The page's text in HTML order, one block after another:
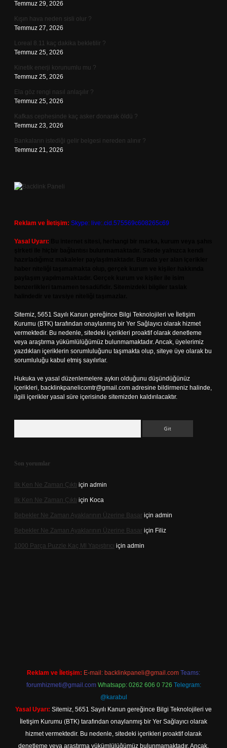
Temmuz 29, 2026
Kışın hava neden sisli olur ?
Temmuz 27, 2026
Loreal 8.11 kaç dakika bekletilir ?
Temmuz 25, 2026
Kinetik enerji korunumlu mu ?
Temmuz 25, 2026
Ela göz rengi nasıl anlaşılır ?
Temmuz 25, 2026
Kafkas cephesinde kaç asker donarak öldü ?
Temmuz 23, 2026
Bankaların istediği gelir belgesi nereden alınır ?
Temmuz 21, 2026
Reklam ve İletişim: Skype: live:.cid.575569c608265c69
Yasal Uyarı:
Sitemiz, 5651 Sayılı Kanun gereğince Bilgi Teknolojileri ve İletişim
Kurumu (BTK) tarafından onaylanmış bir Yer Sağlayıcı olarak hizmet
vermektedir. Bu nedenle, sitedeki içerikleri proaktif olarak denetleme
veya araştırma yükümlülüğümüz bulunmamaktadır. Ancak, üyelerimiz
yazdıkları içeriklerin sorumluluğunu taşımakta olup, siteye üye olarak bu
sorumluluğu kabul etmiş sayılırlar.
Hukuka ve yasal düzenlemelere aykırı olduğunu düşündüğünüz
içerikleri, backlinkpanelicomtr@gmail.com adresine bildirmeniz halinde,
ilgili içerikler yasal süre içerisinde sitemizden kaldırılacaktır.
Son yorumlar
Ilk Ken Ne Zaman Çıktı için admin
Ilk Ken Ne Zaman Çıktı için Koca
Bebekler Ne Zaman Ayaklarının Üzerine Basar için admin
Bebekler Ne Zaman Ayaklarının Üzerine Basar için Filiz
1000 Parça Puzzle Kaç Ml Yapıştırıcı için admin
Reklam ve İletişim: E-mail: backlinkpaneli@gmail.com Teams:
forumhizmeti@gmail.com Whatsapp: 0262 606 0 726 Telegram:
@karabul
Yasal Uyarı: Sitemiz, 5651 Sayılı Kanun gereğince Bilgi Teknolojileri ve
İletişim Kurumu (BTK) tarafından onaylanmış bir Yer Sağlayıcı olarak
hizmet vermektedir. Bu nedenle, sitedeki içerikleri proaktif olarak
denetleme veya araştırma yükümlülüğümüz bulunmamaktadır. Ancak,